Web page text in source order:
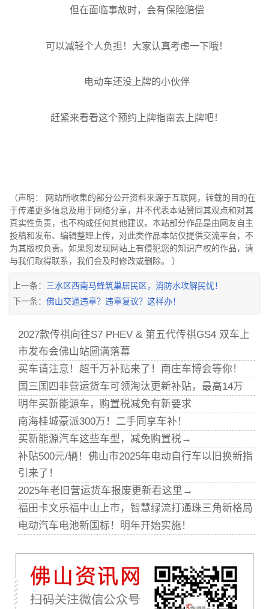
但在面临事故时，会有保险赔偿
可以减轻个人负担！大家认真考虑一下哦！
电动车还没上牌的小伙伴
赶紧来看看这个预约上牌指南去上牌吧！
（声明： 网站所收集的部分公开资料来源于互联网，转载的目的在
于传递更多信息及用于网络分享，并不代表本站赞同其观点和对其
真实性负责，也不构成任何其他建议。本站部分作品是由网友自主
投稿和发布、编辑整理上传，对此类作品本站仅提供交流平台，不
为其版权负责。如果您发现网站上有侵犯您的知识产权的作品，请
与我们取得联系，我们会及时修改或删除。 ）
上一条： 三水区西南马蜂筑巢居民区，消防水攻解民忧！
下一条： 佛山交通违章？违章复议？这样办！
2027款传祺向往S7 PHEV & 第五代传祺GS4 双车上
市发布会佛山站圆满落幕
买车请注意！超千万补贴来了！南庄车博会等你！
国三国四非营运货车可领淘汰更新补贴，最高14万
明年买新能源车，购置税减免有新要求
南海桂城豪派300万！二手同享车补！
买新能源汽车这些车型，减免购置税→
补贴500元/辆！佛山市2025年电动自行车以旧换新指
引来了！
2025年老旧营运货车报废更新看这里→
福田卡文乐福中山上市，智慧绿流打通珠三角新格局
电动汽车电池新国标！明年开始实施！